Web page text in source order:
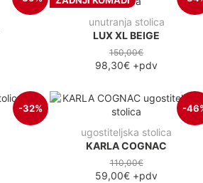
unutranja stolica
LUX XL BEIGE
150,00€
98,30€ +pdv
-32% -
ugostiteljska stolica
KARLA COGNAC
110,00€
59,00€ +pdv